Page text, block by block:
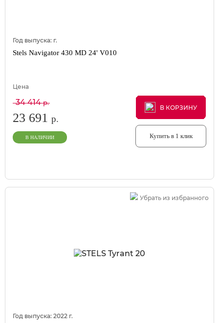
Год выпуска: г.
Stels Navigator 430 MD 24' V010
Цена
34 414р.
23 691 р.
В НАЛИЧИИ
В КОРЗИНУ
В КОРЗИНУ
В КОРЗИНУ
Купить в 1 клик
Убрать из избранного
Год выпуска: 2022 г.